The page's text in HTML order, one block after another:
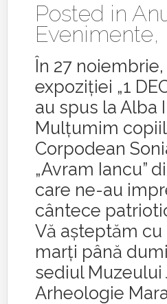
Posted in
Evenimente,
În 27
expoziției „1
au spus la Alba
Mulţumim
Corpodean
„Avram Iancu”
care ne-au
cântece
Vă așteptăm
marți până
sediul
Arheologie